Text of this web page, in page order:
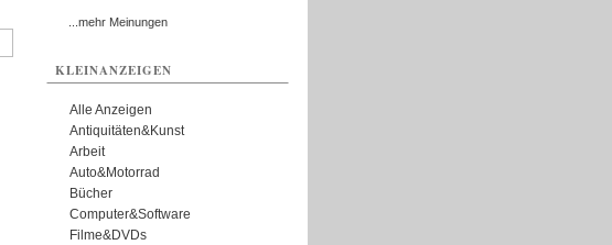
...mehr Meinungen
KLEINANZEIGEN
Alle Anzeigen
Antiquitäten&Kunst
Arbeit
Auto&Motorrad
Bücher
Computer&Software
Filme&DVDs